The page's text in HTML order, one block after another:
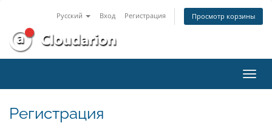
Русский Вход Регистрация Просмотр корзины
Регистрация